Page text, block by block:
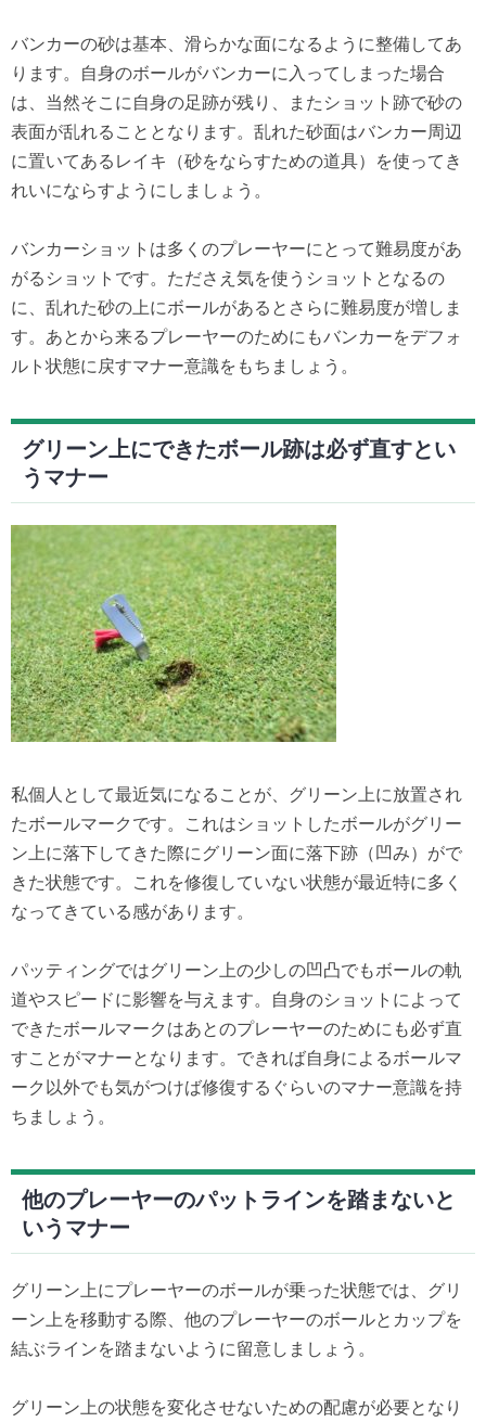
バンカーの砂は基本、滑らかな面になるように整備してあ
ります。自身のボールがバンカーに入ってしまった場合
は、当然そこに自身の足跡が残り、またショット跡で砂の
表面が乱れることとなります。乱れた砂面はバンカー周辺
に置いてあるレイキ（砂をならすための道具）を使ってき
れいにならすようにしましょう。
バンカーショットは多くのプレーヤーにとって難易度があ
がるショットです。たださえ気を使うショットとなるの
に、乱れた砂の上にボールがあるとさらに難易度が増しま
す。あとから来るプレーヤーのためにもバンカーをデフォ
ルト状態に戻すマナー意識をもちましょう。
グリーン上にできたボール跡は必ず直すとい
うマナー
私個人として最近気になることが、グリーン上に放置され
たボールマークです。これはショットしたボールがグリー
ン上に落下してきた際にグリーン面に落下跡（凹み）がで
きた状態です。これを修復していない状態が最近特に多く
なってきている感があります。
パッティングではグリーン上の少しの凹凸でもボールの軌
道やスピードに影響を与えます。自身のショットによって
できたボールマークはあとのプレーヤーのためにも必ず直
すことがマナーとなります。できれば自身によるボールマ
ーク以外でも気がつけば修復するぐらいのマナー意識を持
ちましょう。
他のプレーヤーのパットラインを踏まないと
いうマナー
グリーン上にプレーヤーのボールが乗った状態では、グリ
ーン上を移動する際、他のプレーヤーのボールとカップを
結ぶラインを踏まないように留意しましょう。
グリーン上の状態を変化させないための配慮が必要となり